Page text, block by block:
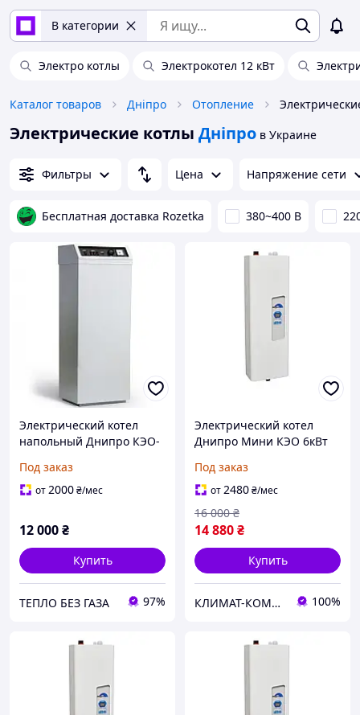
В категории
Электро котлы Электрокотел 12 кВт
Каталог товаров Дніпро Отопление
Электрические котлы Дніпро в Украине
Фильтры Цена Напряжение сети
Бесплатная доставка Rozetka 380~400 В
Электрический котел
напольный Днипро КЭО-
Под заказ
от2000₴/мес
12 000₴
Купить
ТЕПЛО БЕЗ ГАЗА 97%
Электрический котел
Днипро Мини КЭО 6кВт
Под заказ
от2480₴/мес
14 880₴
16 000 ₴
Купить
КЛИМАТ-КОМФОРТ 100%